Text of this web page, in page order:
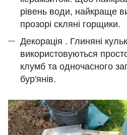
рівень води, найкраще
прозорі скляні горщики.
Декорація . Глиняні
використовуються
клумб та одночасного
бур'янів.